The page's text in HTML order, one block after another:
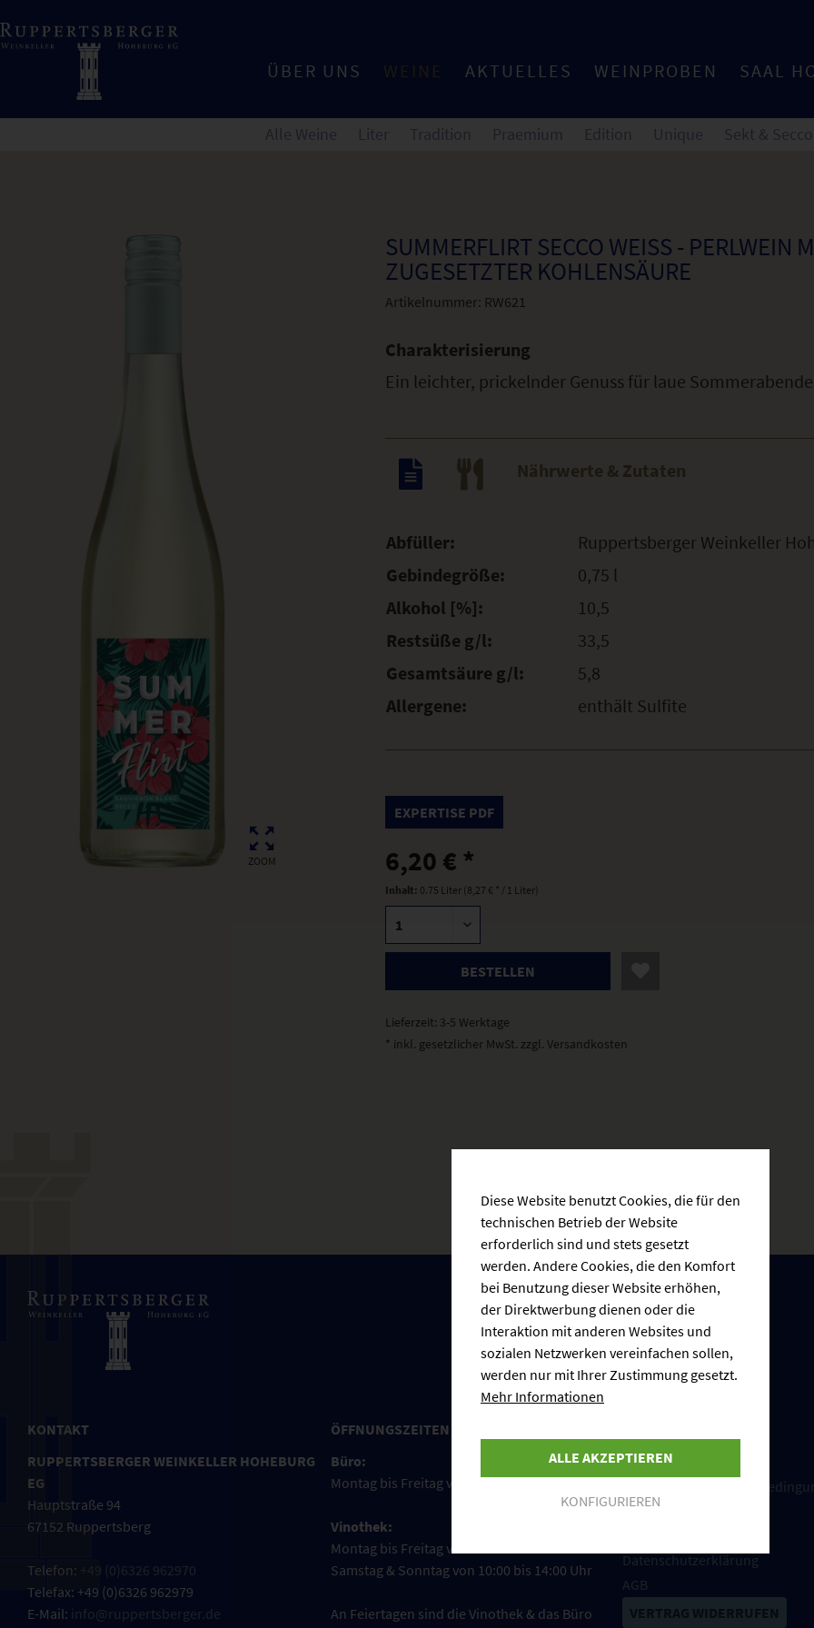
ÜBER UNS AKTUELLES WEINPROBEN SAAL
Alle Weine Liter Tradition Praemium Edition Unique Sekt & Secco
ZOOM
SUMMERFLIRT SECCO WEISS - PERLWEIN
UGESETZTER KOHLENSÄURE
Artikelnummer: RW621
Charakterisierung
Ein leichter, prickelnder Genuss für laue Sommerabende
Nährwerte & Zutaten
Abfüller:
Ruppertsberger Weinkeller
Gebindegröße:
0,75 l
Alkohol [%]:
10,5
Restsüße g/l:
33,5
Gesamtsäure g/l:
5,8
Allergene:
enthält Sulfite
EXPERTISE PDF
6,20 € *
Inhalt: 0.75 Liter (8,27 € * / 1 Liter)
BESTELLEN
Lieferzeit: 3-5 Werktage
* inkl. gesetzlicher MwSt. zzgl. Versandkosten
KONTAKT
RUPPERTSBERGER WEINKELLER HOHEBURG
EG
Hauptstraße 94
67152 Ruppertsberg
Telefon:
+49 (0)6326 962970
Telefax: +49 (0)6326 962979
E-Mail: info@ruppertsberger.de
ÖFFNUNGSZEITEN
Büro:
Montag bis Freitag von 08:00 bis 17:00 Uhr
Vinothek:
Montag bis Freitag von 09:00 bis 18:00 Uhr
Samstag & Sonntag von 10:00 bis 14:00 Uhr
An Feiertagen sind die Vinothek & das Büro
Cookie-Einstellungen
Versand und
Impressum
Datenschutzerklärung
AGB
Diese Website benutzt Cookies, die für den
technischen Betrieb der Website
erforderlich sind und stets gesetzt
werden. Andere Cookies, die den Komfort
bei Benutzung dieser Website erhöhen,
der Direktwerbung dienen oder die
Interaktion mit anderen Websites und
sozialen Netzwerken vereinfachen sollen,
werden nur mit Ihrer Zustimmung gesetzt.
Mehr Informationen
ALLE AKZEPTIEREN
KONFIGURIEREN